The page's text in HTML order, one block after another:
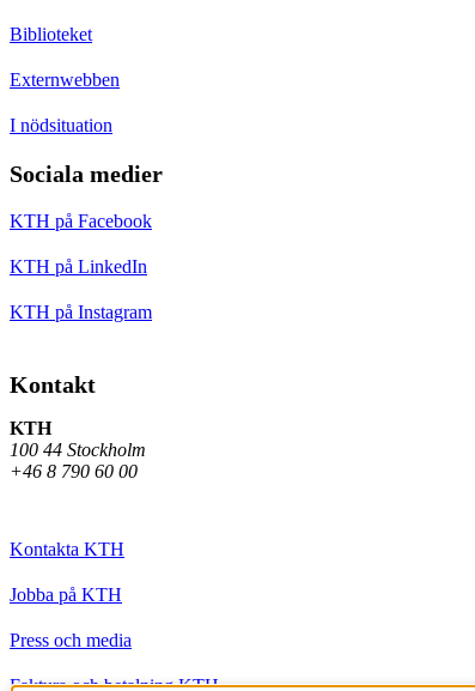
Biblioteket
Externwebben
I nödsituation
Sociala medier
KTH på Facebook
KTH på LinkedIn
KTH på Instagram
Kontakt
KTH
100 44 Stockholm
+46 8 790 60 00
Kontakta KTH
Jobba på KTH
Press och media
Faktura och betalning KTH